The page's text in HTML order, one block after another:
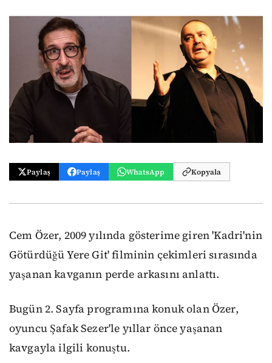
Paylaş Paylaş WhatsApp Kopyala
Cem Özer, 2009 yılında gösterime giren 'Kadri'nin
Götürdüğü Yere Git' filminin çekimleri sırasında
yaşanan kavganın perde arkasını anlattı.
Bugün 2. Sayfa programına konuk olan Özer,
oyuncu Şafak Sezer'le yıllar önce yaşanan
kavgayla ilgili konuştu.